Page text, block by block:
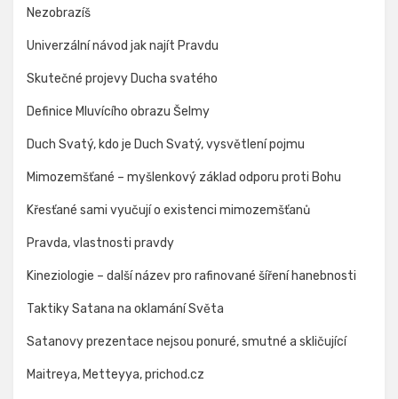
Nezobrazíš
Univerzální návod jak najít Pravdu
Skutečné projevy Ducha svatého
Definice Mluvícího obrazu Šelmy
Duch Svatý, kdo je Duch Svatý, vysvětlení pojmu
Mimozemšťané – myšlenkový základ odporu proti Bohu
Křesťané sami vyučují o existenci mimozemšťanů
Pravda, vlastnosti pravdy
Kineziologie – další název pro rafinované šíření hanebnosti
Taktiky Satana na oklamání Světa
Satanovy prezentace nejsou ponuré, smutné a skličující
Maitreya, Metteyya, prichod.cz